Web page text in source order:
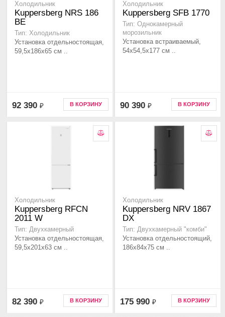
Холодильник
Kuppersberg NRS 186
BE
Тип: Холодильник
Установка отдельностоящая,
59,5x186x65 см ..
92 390 ₽ В КОРЗИНУ
Холодильник
Kuppersberg SFB 1770
Тип: Однокамерный
морозильник
Установка встраиваемый,
54x54,5x177 см ..
90 390 ₽ В КОРЗИНУ
Холодильник
Kuppersberg RFCN
2011 W
Тип: Двухкамерный
Установка отдельностоящая,
59,5x201x63 см ..
82 390 ₽ В КОРЗИНУ
Холодильник
Kuppersberg NRV 1867
DX
Тип: Двухкамерный "комби"
Установка отдельностоящий,
186х84х75 см ..
175 990 ₽ В КОРЗИНУ